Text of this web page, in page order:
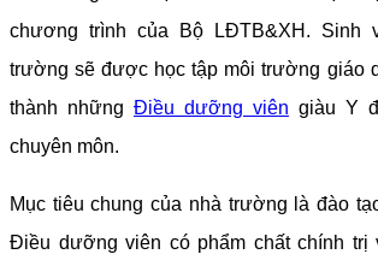
chương trình của Bộ LĐTB&XH. Sinh
trường sẽ được học tập môi trường giáo
thành những Điều dưỡng viên giàu Y
chuyên môn.
Mục tiêu chung của nhà trường là đào
Điều dưỡng viên có phẩm chất chính trị